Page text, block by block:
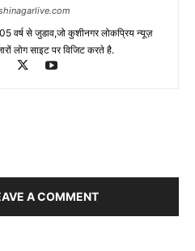
वर्ष से जुडाव,जो कुशीनगर लोकप्रिय न्यूज़
लोग साइट पर विजिट करते है.
A COMMENT